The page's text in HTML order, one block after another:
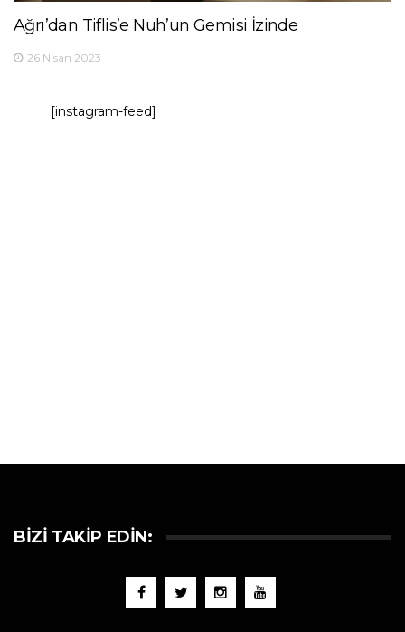
Ağrı’dan Tiflis’e Nuh’un Gemisi İzinde
26 Nisan 2023
[instagram-feed]
BIZI TAKIP EDIN: